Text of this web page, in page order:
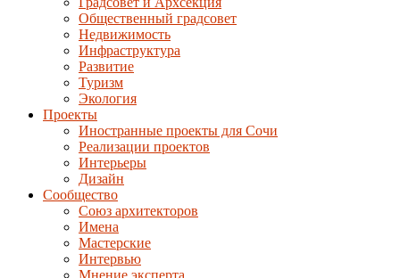
Общественный градсовет
Недвижимость
Инфраструктура
Развитие
Туризм
Экология
Проекты
Иностранные проекты для Сочи
Реализации проектов
Интерьеры
Дизайн
Сообщество
Союз архитекторов
Имена
Мастерские
Интервью